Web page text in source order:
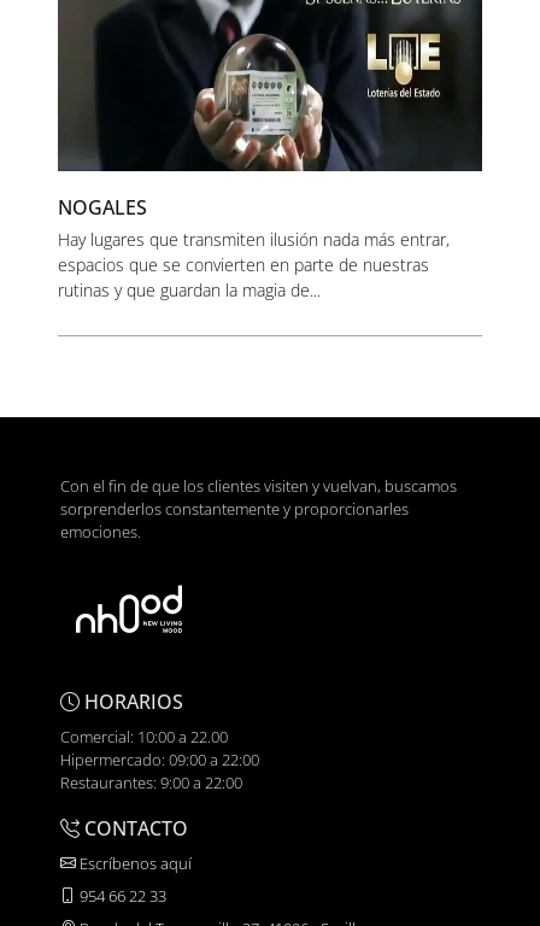
NOGALES
Hay lugares que transmiten ilusión nada más entrar,
espacios que se convierten en parte de nuestras
rutinas y que guardan la magia de...
Con el fin de que los clientes visiten y vuelvan, buscamos
sorprenderlos constantemente y proporcionarles
emociones.
HORARIOS
Comercial: 10:00 a 22.00
Hipermercado: 09:00 a 22:00
Restaurantes: 9:00 a 22:00
CONTACTO
Escríbenos aquí
954 66 22 33